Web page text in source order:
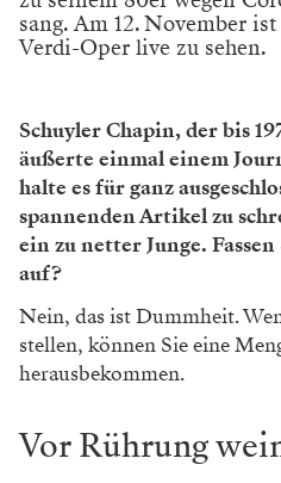
sang. Am 12. November
Verdi-Oper live zu sehen.
Schuyler Chapin, der bis
­äußerte einmal einem
halte es für ganz
spannenden Artikel zu
ein zu netter Junge.
auf?
Nein, das ist Dummheit.
stellen, können Sie eine
herausbekommen.
Vor Rührung